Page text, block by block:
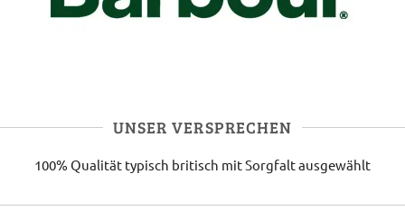
UNSER VERSPRECHEN
100% Qualität typisch britisch mit Sorgfalt ausgewählt